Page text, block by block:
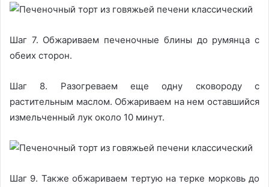
Шаг 7. Обжариваем печеночные блины до румянца с
обеих сторон.
Шаг 8. Разогреваем еще одну сковороду с
растительным маслом. Обжариваем на нем оставшийся
измельченный лук около 10 минут.
Шаг 9. Также обжариваем тертую на терке морковь до